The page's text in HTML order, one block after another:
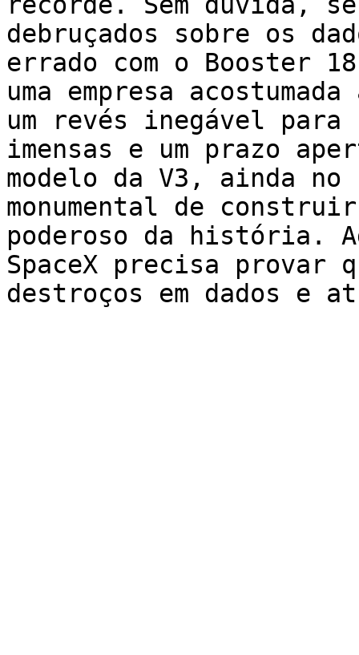
debruçados sobre os
errado com o Booster
uma empresa
um revés inegável para
imensas e um prazo
modelo da V3, ainda
monumental de
poderoso da história.
SpaceX precisa provar
destroços em dados e